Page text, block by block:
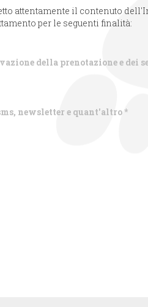
attentamente il contenuto
per le seguenti finalità:
della prenotazione e dei
newsletter e quant'altro*